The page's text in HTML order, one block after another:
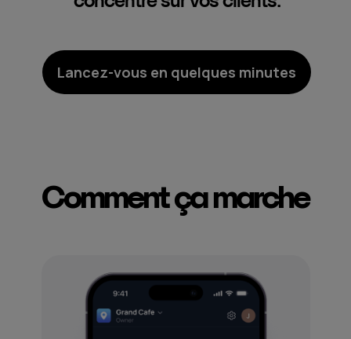
Lancez-vous en quelques minutes
Comment ça marche